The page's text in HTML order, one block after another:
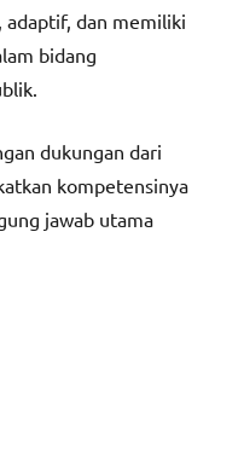
dan memiliki
bidang
dukungan dari
kompetensinya
jawab utama